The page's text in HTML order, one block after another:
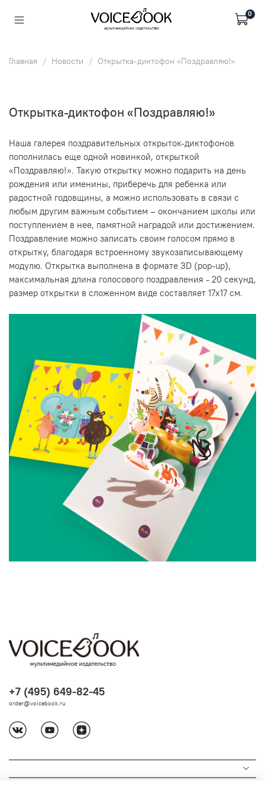
0
Главная Новости Открытка-диктофон «Поздравляю!»
Открытка-диктофон «Поздравляю!»
Наша галерея поздравительных открыток-диктофонов
пополнилась еще одной новинкой, открыткой
«Поздравляю!». Такую открытку можно подарить на день
рождения или именины, приберечь для ребенка или
радостной годовщины, а можно использовать в связи с
любым другим важным событием – окончанием школы или
поступлением в нее, памятной наградой или достижением.
Поздравление можно записать своим голосом прямо в
открытку, благодаря встроенному звукозаписывающему
модулю. Открытка выполнена в формате 3D (pop-up),
максимальная длина голосового поздравления - 20 секунд,
размер открытки в сложенном виде составляет 17х17 см.
+7 (495) 649-82-45
order@voicebook.ru